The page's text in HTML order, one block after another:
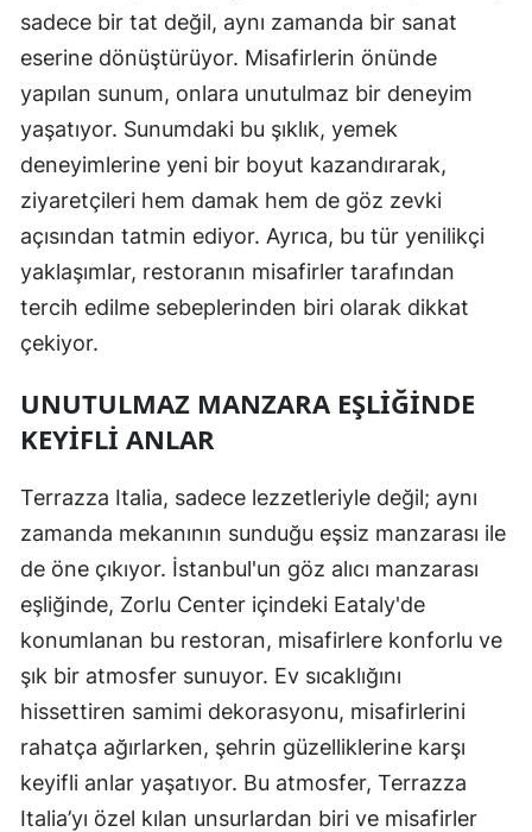
sadece bir tat değil, aynı zamanda bir sanat
eserine dönüştürüyor. Misafirlerin önünde
yapılan sunum, onlara unutulmaz bir deneyim
yaşatıyor. Sunumdaki bu şıklık, yemek
deneyimlerine yeni bir boyut kazandırarak,
ziyaretçileri hem damak hem de göz zevki
açısından tatmin ediyor. Ayrıca, bu tür yenilikçi
yaklaşımlar, restoranın misafirler tarafından
tercih edilme sebeplerinden biri olarak dikkat
çekiyor.
UNUTULMAZ MANZARA EŞLIĞINDE
KEYIFLI ANLAR
Terrazza Italia, sadece lezzetleriyle değil; aynı
zamanda mekanının sunduğu eşsiz manzarası ile
de öne çıkıyor. İstanbul'un göz alıcı manzarası
eşliğinde, Zorlu Center içindeki Eataly'de
konumlanan bu restoran, misafirlere konforlu ve
şık bir atmosfer sunuyor. Ev sıcaklığını
hissettiren samimi dekorasyonu, misafirlerini
rahatça ağırlarken, şehrin güzelliklerine karşı
keyifli anlar yaşatıyor. Bu atmosfer, Terrazza
Italia’yı özel kılan unsurlardan biri ve misafirler